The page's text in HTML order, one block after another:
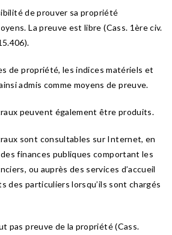
de prouver sa propriété
La preuve est libre (Cass. 1ère civ.
de propriété, les indices matériels et
admis comme moyens de preuve.
peuvent également être produits.
sont consultables sur Internet, en
finances publiques comportant les
ou auprès des services d’accueil
des particuliers lorsqu’ils sont chargés
pas preuve de la propriété (Cass.